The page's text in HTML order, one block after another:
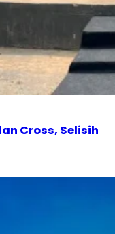
Cross, Selisih